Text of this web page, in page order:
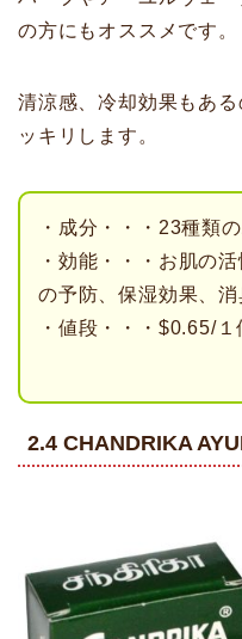
の方にもオススメです。
清涼感、冷却効果もあ
ッキリします。
・成分・・・23種類
・効能・・・お肌の
の予防、保湿効果、
・値段・・・$0.65/１
2.4 CHANDRIKA